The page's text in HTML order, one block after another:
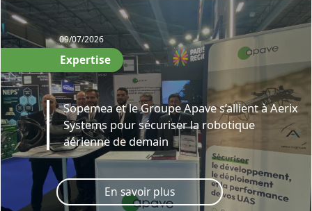
09/07/2026
Expertise
Sopemea et le Groupe Apave s’allient à Aerix
Systems pour sécuriser la robotique
aérienne de demain
En savoir plus